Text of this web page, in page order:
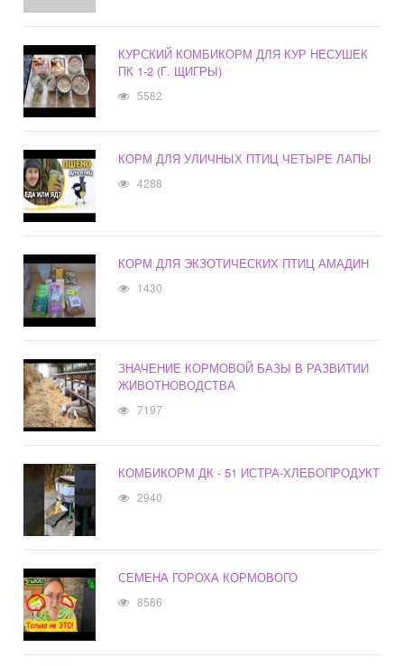
КУРСКИЙ КОМБИКОРМ ДЛЯ КУР НЕСУШЕК
ПК 1-2 (Г. ЩИГРЫ)
5582
КОРМ ДЛЯ УЛИЧНЫХ ПТИЦ ЧЕТЫРЕ ЛАПЫ
4288
КОРМ ДЛЯ ЭКЗОТИЧЕСКИХ ПТИЦ АМАДИН
1430
ЗНАЧЕНИЕ КОРМОВОЙ БАЗЫ В РАЗВИТИИ
ЖИВОТНОВОДСТВА
7197
КОМБИКОРМ ДК - 51 ИСТРА-ХЛЕБОПРОДУКТ
2940
СЕМЕНА ГОРОХА КОРМОВОГО
8586